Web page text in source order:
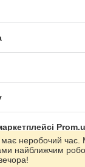
має неробочий час.
найближчим